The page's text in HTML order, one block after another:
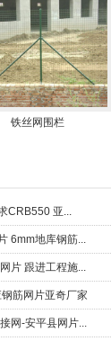
铁丝网围栏
CRB550 亚...
6mm地库钢筋...
片 跟进工程施...
筋网片亚奇厂家
网-安平县网片...